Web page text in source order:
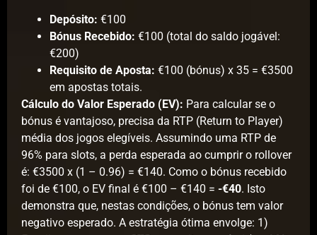
Depósito: €100
Bónus Recebido: €100 (total do saldo jogável:
€200)
Requisito de Aposta: €100 (bónus) x 35 = €3500
em apostas totais.
Cálculo do Valor Esperado (EV): Para calcular se o
bónus é vantajoso, precisa da RTP (Return to Player)
média dos jogos elegíveis. Assumindo uma RTP de
96% para slots, a perda esperada ao cumprir o rollover
é: €3500 x (1 – 0.96) = €140. Como o bónus recebido
foi de €100, o EV final é €100 – €140 = -€40. Isto
demonstra que, nestas condições, o bónus tem valor
negativo esperado. A estratégia ótima envolge: 1)